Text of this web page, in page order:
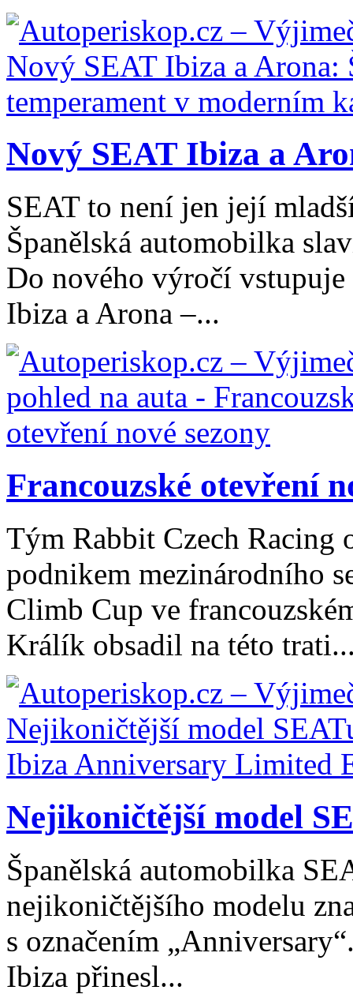
Nový SEAT Ibiza a
SEAT to není jen její
Španělská automobilka
Do nového výročí
Ibiza a Arona –...
Francouzské otevření
Tým Rabbit Czech Racing
podnikem mezinárodního
Climb Cup ve
Králík obsadil na této
Nejikoničtější model
Španělská automobilka
nejikoničtějšího modelu
s označením
Ibiza přinesl...